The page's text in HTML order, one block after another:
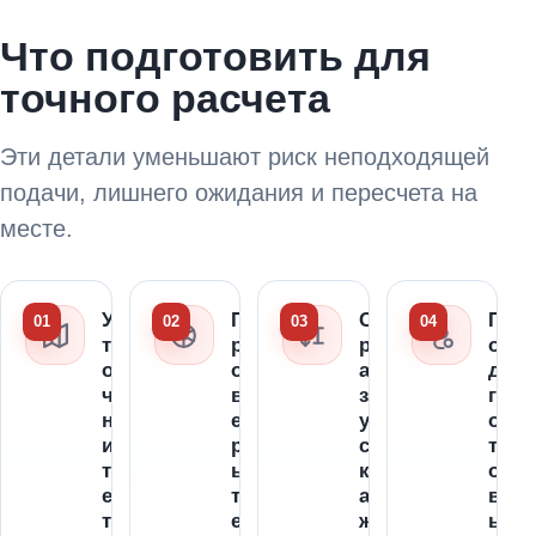
Что подготовить для
точного расчета
Эти детали уменьшают риск неподходящей
подачи, лишнего ожидания и пересчета на
месте.
У
т
о
ч
н
и
т
е
т
П
р
о
в
е
р
ь
т
е
С
р
а
з
у
с
к
а
ж
П
о
д
г
о
т
о
в
ь